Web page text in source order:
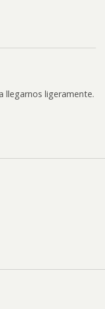
llegarnos ligeramente.